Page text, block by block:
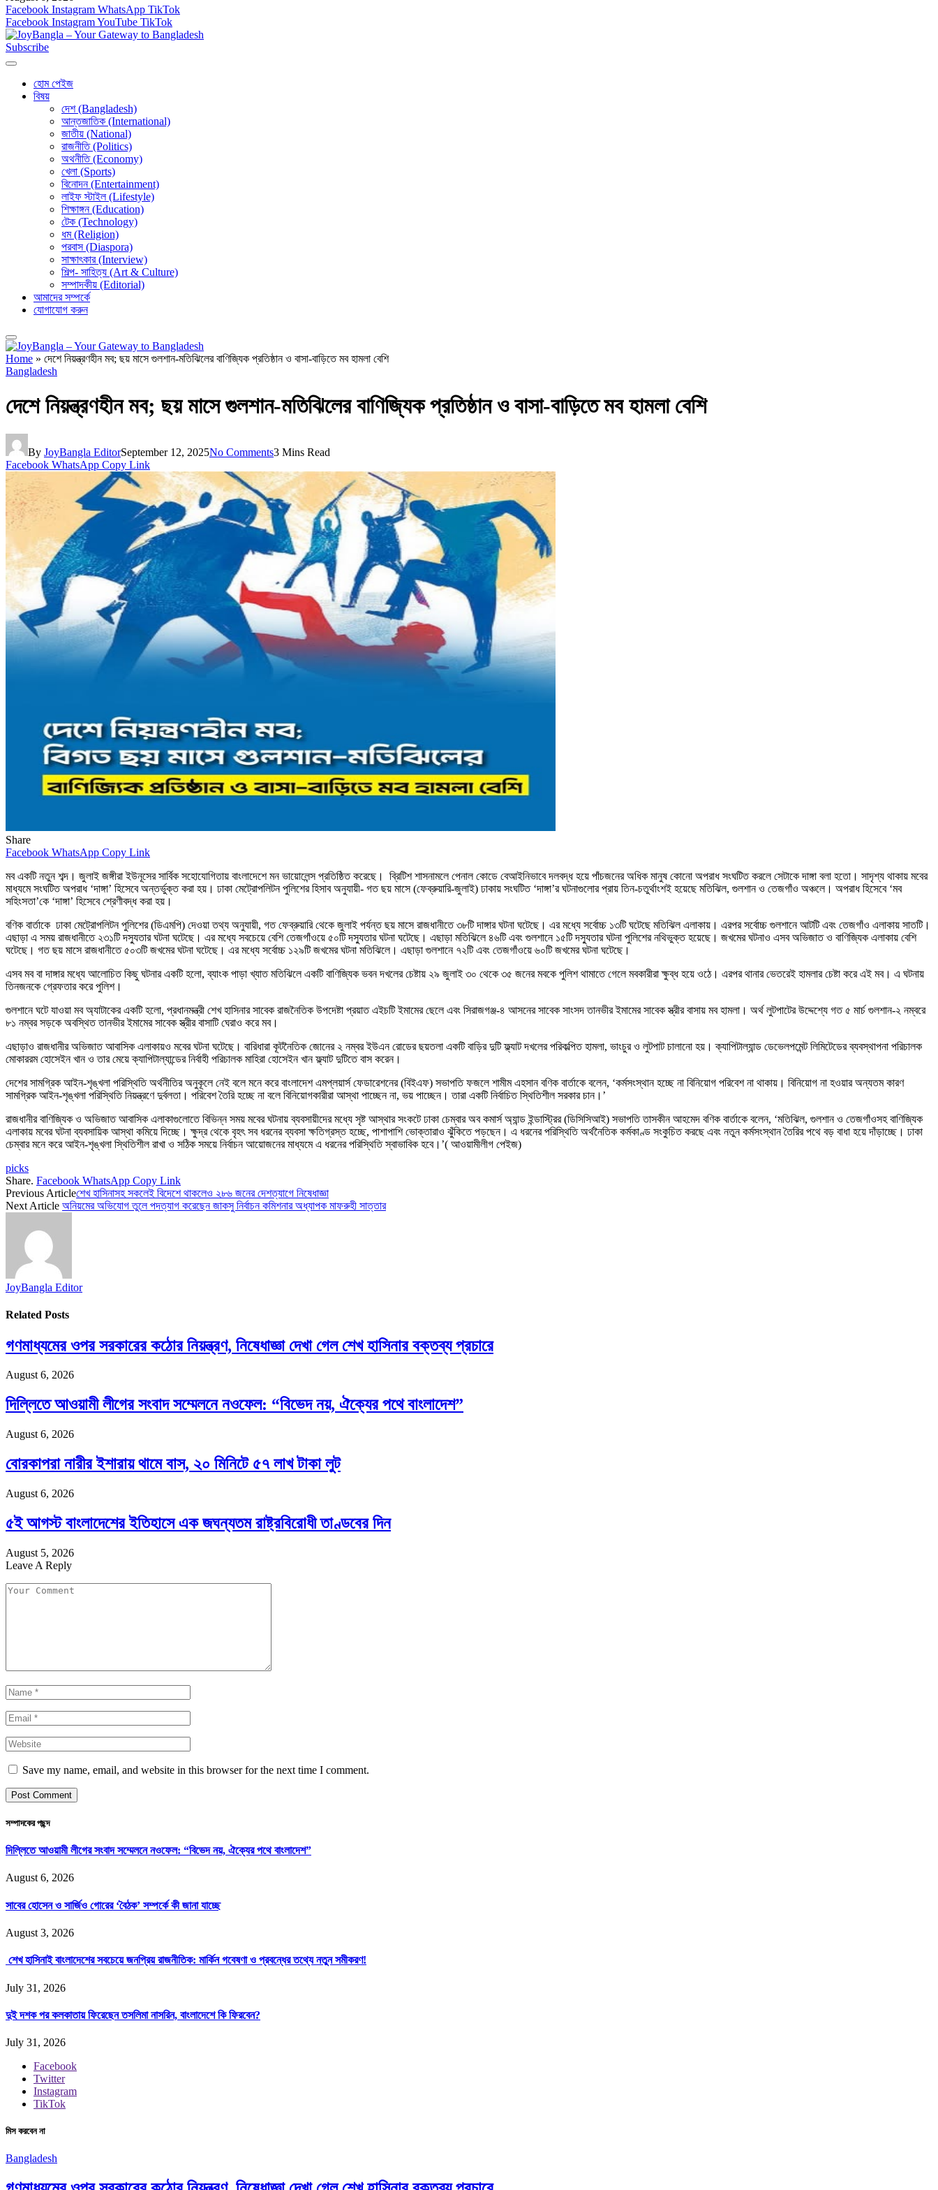
Facebook Instagram WhatsApp TikTok
Facebook InstagramYouTube TikTok
Subscribe
হোম পেইজ
বিষয়
দেশ (Bangladesh)
আন্তজাতিক (International)
জাতীয় (National)
রাজনীতি (Politics)
অথনীতি (Economy)
খেলা (Sports)
বিনোদন (Entertainment)
লাইফ স্টাইল (Lifestyle)
শিক্ষাঙ্গন (Education)
টেক (Technology)
ধম (Religion)
পরবাস (Diaspora)
সাক্ষাৎকার (Interview)
শিল্প- সাহিত্য (Art & Culture)
সম্পাদকীয় (Editorial)
আমাদের সম্পর্কে
যোগাযোগ করুন
Home » দেশে নিয়ন্ত্রণহীন মব; ছয় মাসে গুলশান-মতিঝিলের বাণিজ্যিক প্রতিষ্ঠান ও বাসা-বাড়িতে মব হামলা বেশি
Bangladesh
দেশে নিয়ন্ত্রণহীন মব; ছয় মাসে গুলশান-মতিঝিলের বাণিজ্যিক প্রতিষ্ঠান ও বাসা-বাড়িতে মব হামলা বেশি
By JoyBangla EditorSeptember 12, 2025No Comments3 Mins Read
Facebook WhatsApp Copy Link
Share
Facebook WhatsApp Copy Link
মব একটি নতুন শব্দ। জুলাই জঙ্গীরা ইউনূসের সার্বিক সহোযোগিতায় বাংলাদেশে মন ভায়োলেন্স প্রতিষ্ঠিত করেছে। ব্রিটিশ শাসনামলে পেনাল কোডে বেআইনিভাবে দলবদ্ধ হয়ে পাঁচজনের অধিক মানুষ কোনো অপরাধ সংঘটিত করলে সেটাকে দাঙ্গা বলা হতো। সাদৃশ্য থাকায় মবের
মাধ্যমে সংঘটিত অপরাধ ‘দাঙ্গা’ হিসেবে অন্তর্ভুক্ত করা হয়। ঢাকা মেট্রোপলিটন পুলিশের হিসাব অনুযায়ী- গত ছয় মাসে (ফেব্রুয়ারি-জুলাই) ঢাকায় সংঘটিত ‘দাঙ্গা’র ঘটনাগুলোর প্রায় তিন-চতুর্থাংশই হয়েছে মতিঝিল, গুলশান ও তেজগাঁও অঞ্চলে। অপরাধ হিসেবে ‘মব
সহিংসতা’কে ‘দাঙ্গা’ হিসেবে শ্রেণীবদ্ধ করা হয়।
বণিক বার্তাকে ঢাকা মেট্রোপলিটন পুলিশের (ডিএমপি) দেওয়া তথ্য অনুযায়ী, গত ফেব্রুয়ারি থেকে জুলাই পর্যন্ত ছয় মাসে রাজধানীতে ৩৮টি দাঙ্গার ঘটনা ঘটেছে। এর মধ্যে সর্বোচ্চ ১৩টি ঘটেছে মতিঝিল এলাকায়। এরপর সর্বোচ্চ গুলশানে আটটি এবং তেজগাঁও এলাকায় সাতটি।
এছাড়া এ সময় রাজধানীতে ২৩১টি দস্যুতার ঘটনা ঘটেছে। এর মধ্যে সবচেয়ে বেশি তেজগাঁওয়ে ৫০টি দস্যুতার ঘটনা ঘটেছে। এছাড়া মতিঝিলে ৪৬টি এবং গুলশানে ১৫টি দস্যুতার ঘটনা পুলিশের নথিভুক্ত হয়েছে। জখমের ঘটনাও এসব অভিজাত ও বাণিজ্যিক এলাকায় বেশি
ঘটেছে। গত ছয় মাসে রাজধানীতে ৫০৩টি জখমের ঘটনা ঘটেছে। এর মধ্যে সর্বোচ্চ ১২৯টি জখমের ঘটনা মতিঝিলে। এছাড়া গুলশানে ৭২টি এবং তেজগাঁওয়ে ৬০টি জখমের ঘটনা ঘটেছে।
এসব মব বা দাঙ্গার মধ্যে আলোচিত কিছু ঘটনার একটি হলো, ব্যাংক পাড়া খ্যাত মতিঝিলে একটি বাণিজ্যিক ভবন দখলের চেষ্টায় ২৯ জুলাই ৩০ থেকে ৩৫ জনের মবকে পুলিশ থামাতে গেলে মবকারীরা ক্ষুব্ধ হয়ে ওঠে। এরপর থানার ভেতরেই হামলার চেষ্টা করে এই মব। এ ঘটনায়
তিনজনকে গ্রেফতার করে পুলিশ।
গুলশানে ঘটে যাওয়া মব অ্যাটাকের একটি হলো, প্রধানমন্ত্রী শেখ হাসিনার সাবেক রাজনৈতিক উপদেষ্টা প্রয়াত এইচটি ইমামের ছেলে এবং সিরাজগঞ্জ-৪ আসনের সাবেক সাংসদ তানভীর ইমামের সাবেক স্ত্রীর বাসায় মব হামলা। অর্থ লুটপাটের উদ্দেশ্যে গত ৫ মার্চ গুলশান-২ নম্বরে
৮১ নম্বর সড়কে অবস্থিত তানভীর ইমামের সাবেক স্ত্রীর বাসাটি ঘেরাও করে মব।
এছাড়াও রাজধানীর অভিজাত আবাসিক এলাকায়ও মবের ঘটনা ঘটেছে। বারিধারা কূটনৈতিক জোনের ২ নম্বর ইউএন রোডের ছয়তলা একটি বাড়ির দুটি ফ্ল্যাট দখলের পরিকল্পিত হামলা, ভাংচুর ও লুটপাট চালানো হয়। ক্যাপিটাল্যান্ড ডেভেলপমেন্ট লিমিটেডের ব্যবস্থাপনা পরিচালক
মোকাররম হোসেইন খান ও তার মেয়ে ক্যাপিটাল্যান্ডের নির্বাহী পরিচালক মাহিরা হোসেইন খান ফ্ল্যাট দুটিতে বাস করেন।
দেশের সামগ্রিক আইন-শৃঙ্খলা পরিস্থিতি অর্থনীতির অনুকূলে নেই বলে মনে করে বাংলাদেশ এমপ্লয়ার্স ফেডারেশনের (বিইএফ) সভাপতি ফজলে শামীম এহসান বণিক বার্তাকে বলেন, ‘কর্মসংস্থান হচ্ছে না বিনিয়োগ পরিবেশ না থাকায়। বিনিয়োগ না হওয়ার অন্যতম কারণ
সামগ্রিক আইন-শৃঙ্খলা পরিস্থিতি নিয়ন্ত্রণে দুর্বলতা। পরিবেশ তৈরি হচ্ছে না বলে বিনিয়োগকারীরা আস্থা পাচ্ছেন না, ভয় পাচ্ছেন। তারা একটি নির্বাচিত স্থিতিশীল সরকার চান।’
রাজধানীর বাণিজ্যিক ও অভিজাত আবাসিক এলাকাগুলোতে বিভিন্ন সময় মবের ঘটনায় ব্যবসায়ীদের মধ্যে সৃষ্ট আস্থার সংকটে ঢাকা চেম্বার অব কমার্স অ্যান্ড ইন্ডাস্ট্রির (ডিসিসিআই) সভাপতি তাসকীন আহমেদ বণিক বার্তাকে বলেন, ‘মতিঝিল, গুলশান ও তেজগাঁওসহ বাণিজ্যিক
এলাকায় মবের ঘটনা ব্যবসায়িক আস্থা কমিয়ে দিচ্ছে। ক্ষুদ্র থেকে বৃহৎ সব ধরনের ব্যবসা ক্ষতিগ্রস্ত হচ্ছে, পাশাপাশি ভোক্তারাও ঝুঁকিতে পড়ছেন। এ ধরনের পরিস্থিতি অর্থনৈতিক কর্মকাণ্ড সংকুচিত করছে এবং নতুন কর্মসংস্থান তৈরির পথে বড় বাধা হয়ে দাঁড়াচ্ছে। ঢাকা
চেম্বার মনে করে আইন-শৃঙ্খলা স্থিতিশীল রাখা ও সঠিক সময়ে নির্বাচন আয়োজনের মাধ্যমে এ ধরনের পরিস্থিতি স্বাভাবিক হবে।’( আওয়ামীলীগ পেইজ)
picks
Share. Facebook WhatsApp Copy Link
Previous Articleশেখ হাসিনাসহ সকলেই বিদেশে থাকলেও ২৮৬ জনের দেশত্যাগে নিষেধাজ্ঞা
Next Article অনিয়মের অভিযোগ তুলে পদত্যাগ করেছেন জাকসু নির্বাচন কমিশনার অধ্যাপক মাফরুহী সাত্তার
JoyBangla Editor
Related Posts
গণমাধ্যমের ওপর সরকারের কঠোর নিয়ন্ত্রণ, নিষেধাজ্ঞা দেখা গেল শেখ হাসিনার বক্তব্য প্রচারে
August 6, 2026
দিল্লিতে আওয়ামী লীগের সংবাদ সম্মেলনে নওফেল: “বিভেদ নয়, ঐক্যের পথে বাংলাদেশ”
August 6, 2026
বোরকাপরা নারীর ইশারায় থামে বাস, ২০ মিনিটে ৫৭ লাখ টাকা লুট
August 6, 2026
৫ই আগস্ট বাংলাদেশের ইতিহাসে এক জঘন্যতম রাষ্ট্রবিরোধী তাণ্ডবের দিন
August 5, 2026
Leave A Reply
Save my name, email, and website in this browser for the next time I comment.
সম্পাদকের পছন্দ
দিল্লিতে আওয়ামী লীগের সংবাদ সম্মেলনে নওফেল: “বিভেদ নয়, ঐক্যের পথে বাংলাদেশ”
August 6, 2026
সাবের হোসেন ও সার্জিও গোরের ‘বৈঠক’ সম্পর্কে কী জানা যাচ্ছে
August 3, 2026
শেখ হাসিনাই বাংলাদেশের সবচেয়ে জনপ্রিয় রাজনীতিক: মার্কিন গবেষণা ও প্রবন্ধের তথ্যে নতুন সমীকরণ!
July 31, 2026
দুই দশক পর কলকাতায় ফিরেছেন তসলিমা নাসরিন, বাংলাদেশে কি ফিরবেন?
July 31, 2026
Facebook
Twitter
Instagram
TikTok
মিস করবেন না
Bangladesh